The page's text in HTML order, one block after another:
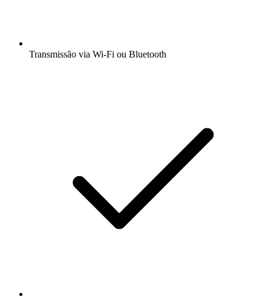
Transmissão via Wi-Fi ou Bluetooth